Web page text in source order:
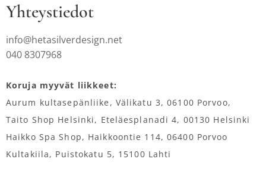
Yhteystiedot
info@hetasilverdesign.net
040 8307968
Koruja myyvät liikkeet:
Aurum kultasepänliike, Välikatu 3, 06100 Porvoo,
Taito Shop Helsinki, Eteläesplanadi 4, 00130 Helsinki
Haikko Spa Shop, Haikkoontie 114, 06400 Porvoo
Kultakiila, Puistokatu 5, 15100 Lahti